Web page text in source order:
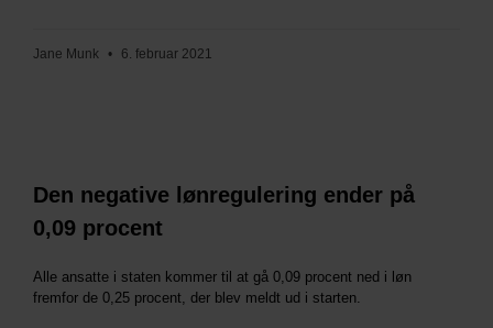
Jane Munk 6. februar 2021
Den negative lønregulering ender på
0,09 procent
Alle ansatte i staten kommer til at gå 0,09 procent ned i løn
fremfor de 0,25 procent, der blev meldt ud i starten.